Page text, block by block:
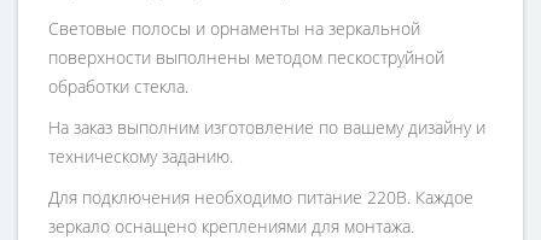
Световые полосы и орнаменты на зеркальной
поверхности выполнены методом пескоструйной
обработки стекла.
На заказ выполним изготовление по вашему дизайну и
техническому заданию.
Для подключения необходимо питание 220В. Каждое
зеркало оснащено креплениями для монтажа.